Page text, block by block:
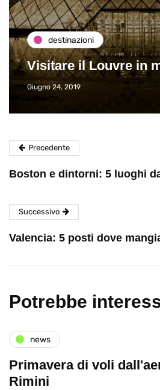
destinazioni
Visitare il Louvre in
Giugno 24, 2019
Precedente
Boston e dintorni: 5 luoghi
Successivo
Valencia: 5 posti dove
Potrebbe
news
Primavera di voli
Rimini